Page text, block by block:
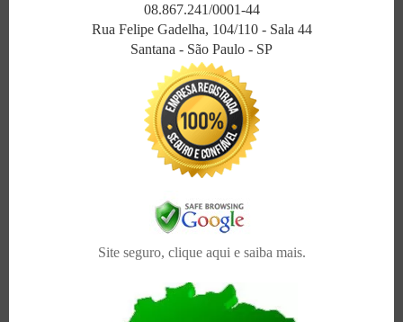
08.867.241/0001-44
Rua Felipe Gadelha, 104/110 - Sala 44
Santana - São Paulo - SP
Site seguro, clique aqui e saiba mais.